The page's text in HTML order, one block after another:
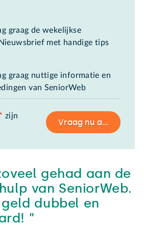
gehad aan de
van SeniorWeb.
dubbel en
graag de wekelijkse
met handige tips
graag nuttige informatie en
van SeniorWeb
Vraag nu aan
* zijn